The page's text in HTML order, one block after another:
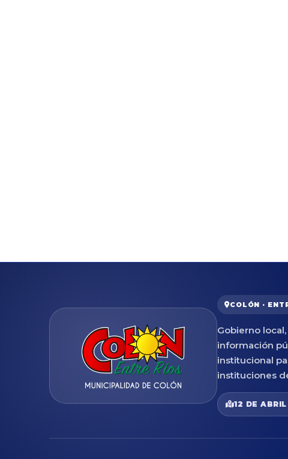
COLÓN ·
Gobierno
información
institucional
instituciones
12 DE